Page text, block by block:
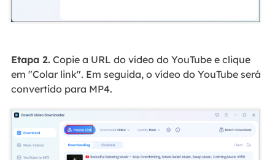
Etapa 2.Copie a URL do vídeo do YouTube e clique
em "Colar link". Em seguida, o vídeo do YouTube será
convertido para MP4.